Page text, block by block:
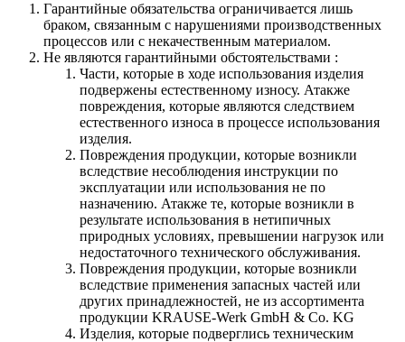
Гарантийные обязательства ограничивается лишь
браком, связанным с нарушениями производственных
процессов или с некачественным материалом.
Не являются гарантийными обстоятельствами :
Части, которые в ходе использования изделия
подвержены естественному износу. Атакже
повреждения, которые являются следствием
естественного износа в процессе использования
изделия.
Повреждения продукции, которые возникли
вследствие несоблюдения инструкции по
эксплуатации или использования не по
назначению. Атакже те, которые возникли в
результате использования в нетипичных
природных условиях, превышении нагрузок или
недостаточного технического обслуживания.
Повреждения продукции, которые возникли
вследствие применения запасных частей или
других принадлежностей, не из ассортимента
продукции KRAUSE-Werk GmbH & Со. KG
Изделия, которые подверглись техническим